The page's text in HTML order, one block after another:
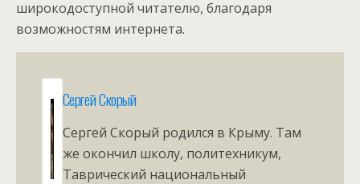
широкодоступной читателю, благодаря
возможностям интернета.
Сергей Скорый
Сергей Скорый родился в Крыму. Там
же окончил школу, политехникум,
Таврический национальный